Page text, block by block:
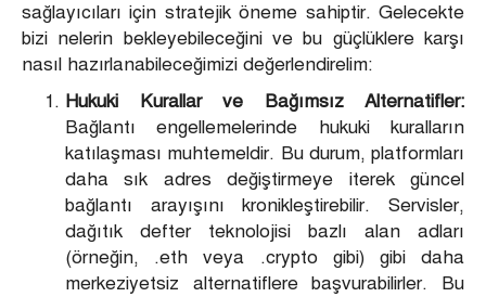
sağlayıcıları için stratejik öneme sahiptir. Gelecekte
bizi nelerin bekleyebileceğini ve bu güçlüklere karşı
nasıl hazırlanabileceğimizi değerlendirelim:
Hukuki Kurallar ve Bağımsız Alternatifler:
Bağlantı engellemelerinde hukuki kuralların
katılaşması muhtemeldir. Bu durum, platformları
daha sık adres değiştirmeye iterek güncel
bağlantı arayışını kronikleştirebilir. Servisler,
dağıtık defter teknolojisi bazlı alan adları
(örneğin, .eth veya .crypto gibi) gibi daha
merkeziyetsiz alternatiflere başvurabilirler. Bu